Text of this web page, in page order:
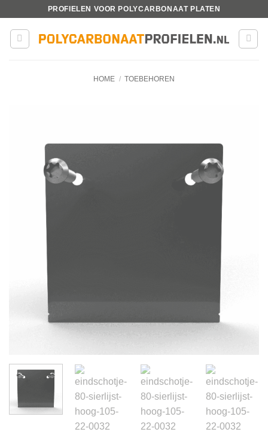
inhoud
PROFIELEN VOOR POLYCARBONAAT PLATEN
HOME / TOEBEHOREN